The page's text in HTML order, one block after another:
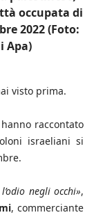
occupata di
2022 (Foto:
Apa)
visto prima.
raccontato
israeliani si
negli occhi»,
, commerciante